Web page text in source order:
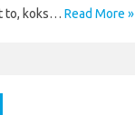
to, koks… Read More »